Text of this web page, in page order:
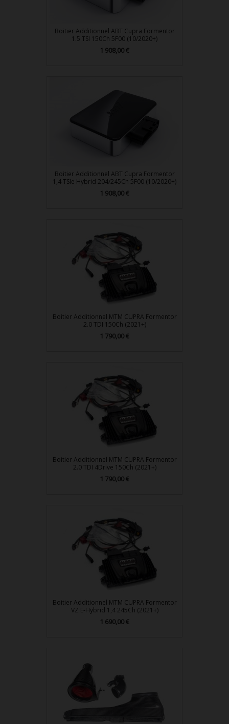
Boitier Additionnel ABT Cupra Formentor
1.5 TSI 150Ch 5F00 (10/2020+)
Prix
1 908,00 €
Boitier Additionnel ABT Cupra Formentor
1,4 TSIe Hybrid 204/245Ch 5F00 (10/2020+)
Prix
1 908,00 €
Boitier Additionnel MTM CUPRA Formentor
2.0 TDI 150Ch (2021+)
Prix
1 790,00 €
Boitier Additionnel MTM CUPRA Formentor
2.0 TDI 4Drive 150Ch (2021+)
Prix
1 790,00 €
Boitier Additionnel MTM CUPRA Formentor
VZ E-Hybrid 1,4 245Ch (2021+)
Prix
1 690,00 €